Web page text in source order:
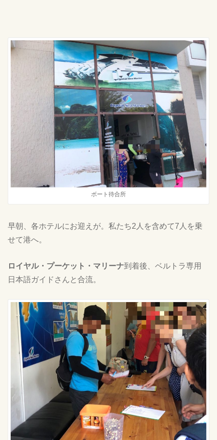
ボート待合所
早朝、各ホテルにお迎えが。私たち2人を含めて7人を乗
せて港へ。
ロイヤル・プーケット・マリーナ到着後、ベルトラ専用
日本語ガイドさんと合流。